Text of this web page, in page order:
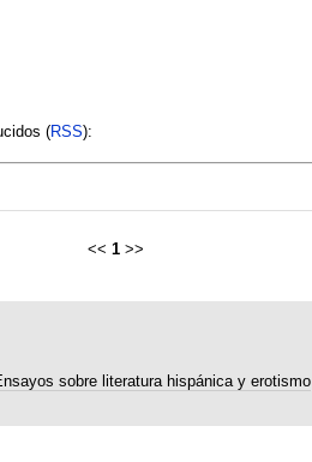
(RSS):
<< 1 >>
sobre literatura hispánica y erotismo